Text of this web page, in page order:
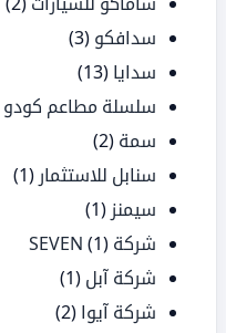
سدافكو (3)
سدايا (13)
سلسلة مطاعم كودو
سمة (2)
سنابل للاستثمار (1)
سيمنز (1)
شركة SEVEN (1)
شركة آبل (1)
شركة آيوا (2)